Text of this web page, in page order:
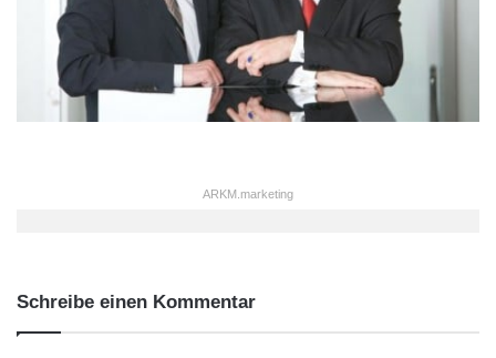
ARKM.marketing
Schreibe einen Kommentar